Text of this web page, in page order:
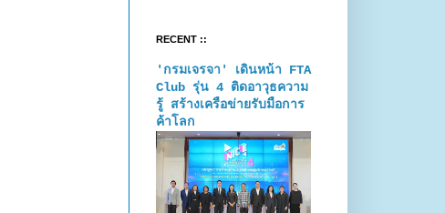
RECENT ::
'กรมเจรจา' เดินหน้า FTA
Club รุ่น 4 ติดอาวุธความ
รู้ สร้างเครือข่ายรับมือการ
ค้าโลก